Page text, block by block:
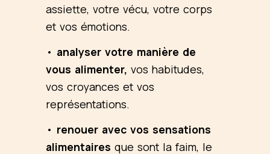
assiette, votre vécu, votre corps
et vos émotions.
• analyser votre manière de
vous alimenter, vos habitudes,
vos croyances et vos
représentations.
• renouer avec vos sensations
alimentaires que sont la faim, le